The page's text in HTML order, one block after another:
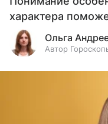
характера
Ольга
Автор